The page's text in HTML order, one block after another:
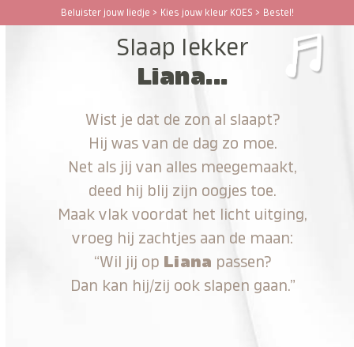
Beluister jouw liedje > Kies jouw kleur KOES > Bestel!
Open
Close
Slaap lekker
Liana...
Wist je dat de zon al slaapt?
Hij was van de dag zo moe.
Net als jij van alles meegemaakt,
deed hij blij zijn oogjes toe.
Maak vlak voordat het licht uitging,
vroeg hij zachtjes aan de maan:
“Wil jij op Liana passen?
Dan kan hij/zij ook slapen gaan.”